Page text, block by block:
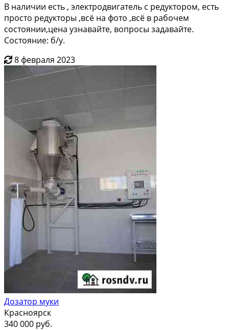
В наличии есть , электродвигатель с редуктором, есть
просто редукторы ,всё на фото ,всё в рабочем
состоянии,цена узнавайте, вопросы задавайте.
Состояние: б/у.
8 февраля 2023
Дозатор муки
Красноярск
340 000 руб.